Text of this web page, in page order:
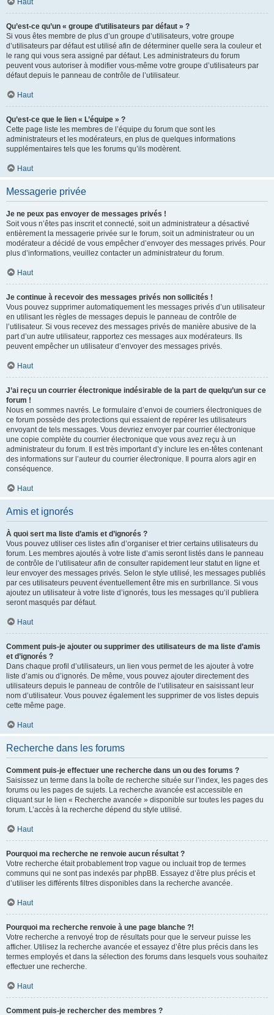
Haut
Qu’est-ce qu’un « groupe d’utilisateurs par défaut » ?
Si vous êtes membre de plus d’un groupe d’utilisateurs, votre groupe
d’utilisateurs par défaut est utilisé afin de déterminer quelle sera la couleur et
le rang qui vous sera assigné par défaut. Les administrateurs du forum
peuvent vous autoriser à modifier vous-même votre groupe d’utilisateurs par
défaut depuis le panneau de contrôle de l’utilisateur.
Haut
Qu’est-ce que le lien « L’équipe » ?
Cette page liste les membres de l’équipe du forum que sont les
administrateurs et les modérateurs, en plus de quelques informations
supplémentaires tels que les forums qu’ils modèrent.
Haut
Messagerie privée
Je ne peux pas envoyer de messages privés !
Soit vous n’êtes pas inscrit et connecté, soit un administrateur a désactivé
entièrement la messagerie privée sur le forum, soit un administrateur ou un
modérateur a décidé de vous empêcher d’envoyer des messages privés. Pour
plus d’informations, veuillez contacter un administrateur du forum.
Haut
Je continue à recevoir des messages privés non sollicités !
Vous pouvez supprimer automatiquement les messages privés d’un utilisateur
en utilisant les règles de messages depuis le panneau de contrôle de
l’utilisateur. Si vous recevez des messages privés de manière abusive de la
part d’un autre utilisateur, rapportez ces messages aux modérateurs. Ils
peuvent empêcher un utilisateur d’envoyer des messages privés.
Haut
J’ai reçu un courrier électronique indésirable de la part de quelqu’un sur ce
forum !
Nous en sommes navrés. Le formulaire d’envoi de courriers électroniques de
ce forum possède des protections qui essaient de repérer les utilisateurs
envoyant de tels messages. Vous devriez envoyer par courrier électronique
une copie complète du courrier électronique que vous avez reçu à un
administrateur du forum. Il est très important d’y inclure les en-têtes contenant
des informations sur l’auteur du courrier électronique. Il pourra alors agir en
conséquence.
Haut
Amis et ignorés
À quoi sert ma liste d’amis et d’ignorés ?
Vous pouvez utiliser ces listes afin d’organiser et trier certains utilisateurs du
forum. Les membres ajoutés à votre liste d’amis seront listés dans le panneau
de contrôle de l’utilisateur afin de consulter rapidement leur statut en ligne et
leur envoyer des messages privés. Selon le style utilisé, les messages publiés
par ces utilisateurs peuvent éventuellement être mis en surbrillance. Si vous
ajoutez un utilisateur à votre liste d’ignorés, tous les messages qu’il publiera
seront masqués par défaut.
Haut
Comment puis-je ajouter ou supprimer des utilisateurs de ma liste d’amis
et d’ignorés ?
Dans chaque profil d’utilisateurs, un lien vous permet de les ajouter à votre
liste d’amis ou d’ignorés. De même, vous pouvez ajouter directement des
utilisateurs depuis le panneau de contrôle de l’utilisateur en saisissant leur
nom d’utilisateur. Vous pouvez également les supprimer de vos listes depuis
cette même page.
Haut
Recherche dans les forums
Comment puis-je effectuer une recherche dans un ou des forums ?
Saisissez un terme dans la boîte de recherche située sur l’index, les pages des
forums ou les pages de sujets. La recherche avancée est accessible en
cliquant sur le lien « Recherche avancée » disponible sur toutes les pages du
forum. L’accès à la recherche dépend du style utilisé.
Haut
Pourquoi ma recherche ne renvoie aucun résultat ?
Votre recherche était probablement trop vague ou incluait trop de termes
communs qui ne sont pas indexés par phpBB. Essayez d’être plus précis et
d’utiliser les différents filtres disponibles dans la recherche avancée.
Haut
Pourquoi ma recherche renvoie à une page blanche ?!
Votre recherche a renvoyé trop de résultats pour que le serveur puisse les
afficher. Utilisez la recherche avancée et essayez d’être plus précis dans les
termes employés et dans la sélection des forums dans lesquels vous souhaitez
effectuer une recherche.
Haut
Comment puis-je rechercher des membres ?